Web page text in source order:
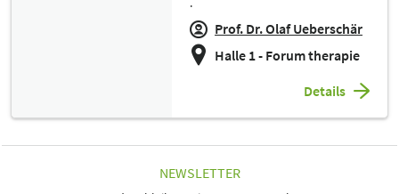
Prof. Dr. Olaf Ueberschär
Halle 1 - Forum therapie
Details
NEWSLETTER